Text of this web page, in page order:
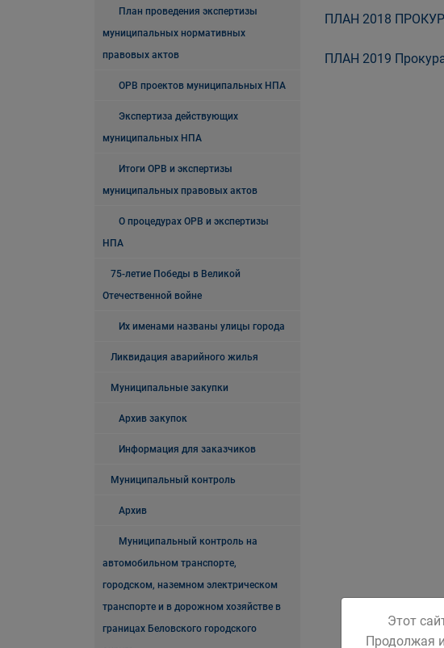
План проведения экспертизы
муниципальных нормативных
правовых актов
ОРВ проектов муниципальных НПА
Экспертиза действующих
муниципальных НПА
Итоги ОРВ и экспертизы
муниципальных правовых актов
О процедурах ОРВ и экспертизы
НПА
75-летие Победы в Великой
Отечественной войне
Их именами названы улицы города
Ликвидация аварийного жилья
Муниципальные закупки
Архив закупок
Информация для заказчиков
Муниципальный контроль
Архив
Муниципальный контроль на
автомобильном транспорте,
городском, наземном электрическом
транспорте и в дорожном хозяйстве в
границах Беловского городского
ПЛАН 2018
ПЛАН 2019
Этот
Продолжая